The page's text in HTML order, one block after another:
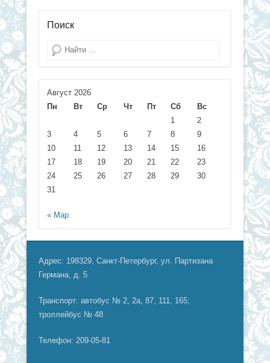
Поиск
Поиск
Август 2026
Пн
Вт Ср Чт Пт Сб
Вс
1
2
3
4 5 6 7 8
9
10
11 12 13 14 15
16
17
18 19 20 21 22
23
24
25 26 27 28 29
30
31
« Мар
Адрес: 198329, Санкт-Петербург, ул. Партизана
Германа, д. 5
Транспорт: автобус № 2, 2а, 87, 111, 165;
троллейбус № 48
Телефон: 209-05-81